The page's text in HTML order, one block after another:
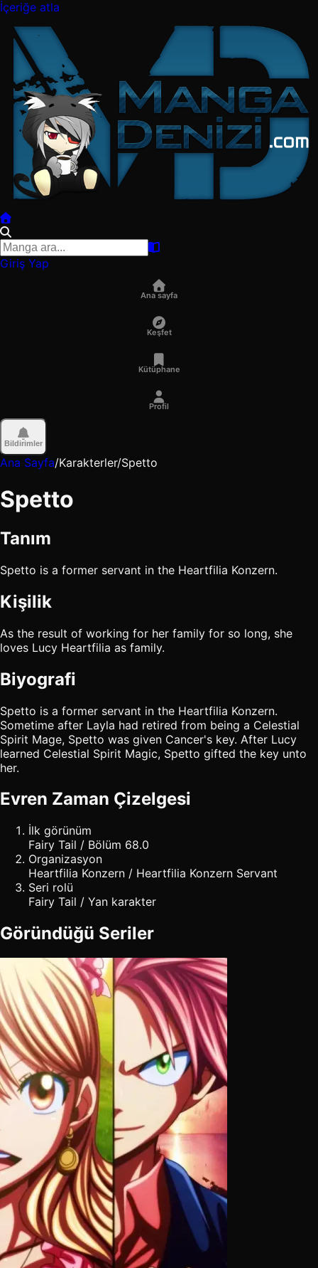
İçeriğe atla
Giriş Yap
Ana sayfa
Keşfet
Kütüphane
Profil
Bildirimler
Ana Sayfa/Karakterler/Spetto
Spetto
Tanım
Spetto is a former servant in the Heartfilia Konzern.
Kişilik
As the result of working for her family for so long, she
loves Lucy Heartfilia as family.
Biyografi
Spetto is a former servant in the Heartfilia Konzern.
Sometime after Layla had retired from being a Celestial
Spirit Mage, Spetto was given Cancer's key. After Lucy
learned Celestial Spirit Magic, Spetto gifted the key unto
her.
Evren Zaman Çizelgesi
İlk görünüm
Fairy Tail / Bölüm 68.0
Organizasyon
Heartfilia Konzern / Heartfilia Konzern Servant
Seri rolü
Fairy Tail / Yan karakter
Göründüğü Seriler